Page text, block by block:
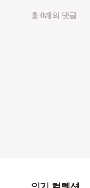
총 0개의 댓글